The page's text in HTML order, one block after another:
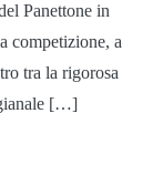
Panettone in
competizione, a
tra la rigorosa
[…]